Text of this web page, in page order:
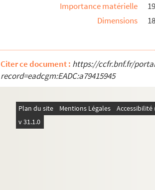
Importance matérielle
Dimensions
Citer ce document : https://ccfr.bnf.fr/
record=eadcgm:EADC:a79415945
Plan du site Mentions Légales
v 31.1.0